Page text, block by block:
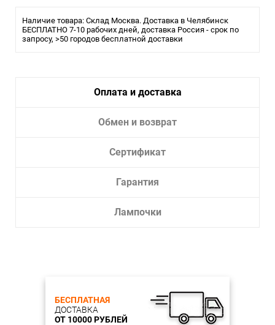
Наличие товара: Склад Москва. Доставка в Челябинск
БЕСПЛАТНО 7-10 рабочих дней, доставка Россия - срок по
запросу, >50 городов бесплатной доставки
Оплата и доставка
Обмен и возврат
Сертификат
Гарантия
Лампочки
БЕСПЛАТНАЯ
ДОСТАВКА
ОТ 10000 РУБЛЕЙ